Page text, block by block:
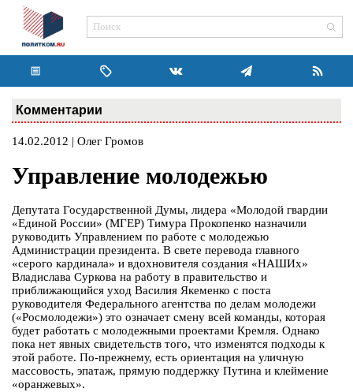
Комментарии
14.02.2012 | Олег Громов
Управление молодежью
Депутата Государственной Думы, лидера «Молодой гвардии
«Единой России» (МГЕР) Тимура Прокопенко назначили
руководить Управлением по работе с молодежью
Администрации президента. В свете перевода главного
«серого кардинала» и вдохновителя создания «НАШИх»
Владислава Суркова на работу в правительство и
приближающийся уход Василия Якеменко с поста
руководителя Федерального агентства по делам молодежи
(«Росмолодежи») это означает смену всей команды, которая
будет работать с молодежными проектами Кремля. Однако
пока нет явных свидетельств того, что изменятся подходы к
этой работе. По-прежнему, есть ориентация на уличную
массовость, эпатаж, прямую поддержку Путина и клеймение
«оранжевых».